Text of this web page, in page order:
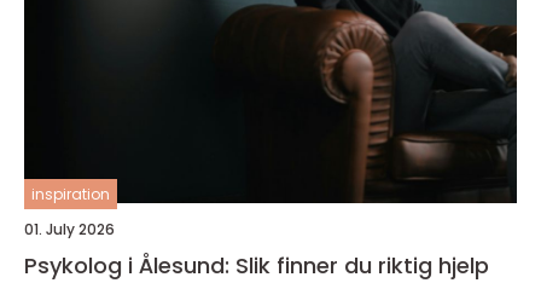
inspiration
01. July 2026
Psykolog i Ålesund: Slik finner du riktig hjelp